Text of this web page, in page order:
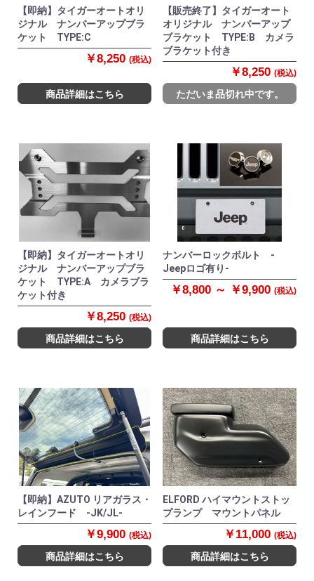
【即納】タイガーオートオリ
ジナル ナンバーアップブラ
ケット TYPE:C
￥8,250 (税込)
商品詳細はこちら
【販売終了】タイガーオート
オリジナル ナンバーアップ
ブラケット TYPE:B カメラ
ブラケット付き
￥8,250 (税込)
ただいま品切れ中です。
【即納】タイガーオートオリ
ジナル ナンバーアップブラ
ケット TYPE:A カメラブラ
ケット付き
￥8,250 (税込)
商品詳細はこちら
ナンバーロックボルト -
Jeepロゴ有り-
￥8,800 ～ ￥9,900 (税込)
商品詳細はこちら
【即納】AZUTO リアガラス・
レインフード -JK/JL-
￥9,900 (税込)
商品詳細はこちら
ELFORD ハイマウントストッ
プランプ マウントパネル
￥11,000 (税込)
商品詳細はこちら